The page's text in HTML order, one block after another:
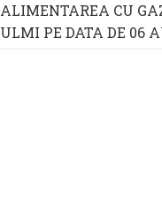
ALIMENTAREA CU
ULMI PE DATA DE 06